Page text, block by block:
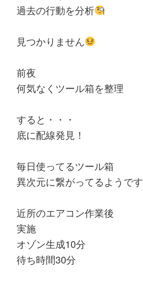
過去の行動を分析
見つかりません
前夜
何気なくツール箱を整理
すると・・・
底に配線発見！
毎日使ってるツール箱
異次元に繋がってるようです
近所のエアコン作業後
実施
オゾン生成10分
待ち時間30分